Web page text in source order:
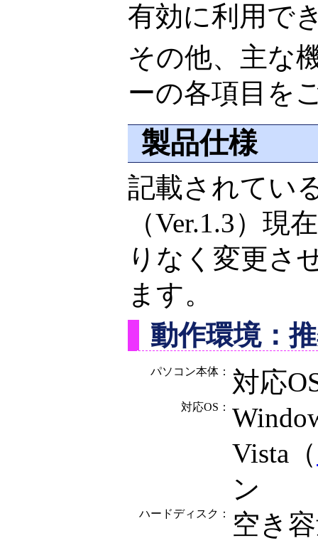
有効に利用で
その他、主な
ーの各項目を
製品仕様
記載されてい
（Ver.1.3）現
りなく変更さ
ます。
動作環境：
パソコン本体： 対応
対応OS：
Vista（
ン
ハードディスク：
空き